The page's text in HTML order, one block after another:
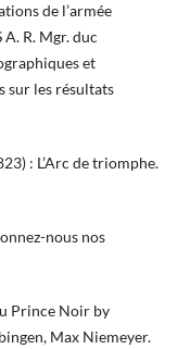
de l’armée
A. R. Mgr. duc
et
sur les résultats
: L’Arc de triomphe.
nous nos
Prince Noir by
Max Niemeyer.